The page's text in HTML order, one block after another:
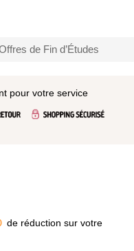
de Fin d’Études
pour votre service
de réduction sur votre